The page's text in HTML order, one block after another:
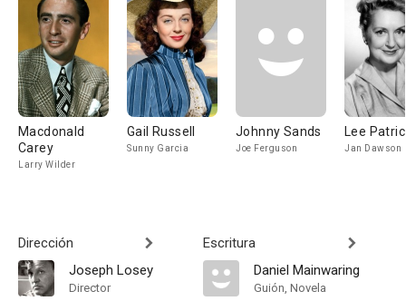
Macdonald
Carey
Larry Wilder
Gail Russell
Sunny Garcia
Johnny Sands
Joe Ferguson
Lee
Jan Dawson
Dirección
Joseph Losey
Director
Escritura
Daniel Mainwaring
Guión, Novela